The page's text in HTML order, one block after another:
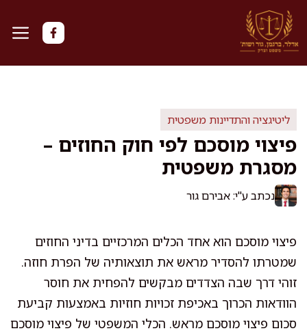
לדלג
לתוכן
ליטיגציה והתדיינות משפטית
פיצוי מוסכם לפי חוק החוזים –
מסגרת משפטית
נכתב ע"י: אבירם גור
פיצוי מוסכם הוא אחד הכלים המרכזיים בדיני החוזים
שמטרתו להסדיר מראש את תוצאותיה של הפרת חוזה.
זוהי דרך שבה הצדדים מבקשים להפחית את חוסר
הוודאות הכרוך באכיפת זכויות חוזיות באמצעות קביעת
סכום פיצוי מוסכם מראש. הכלי המשפטי של פיצוי מוסכם